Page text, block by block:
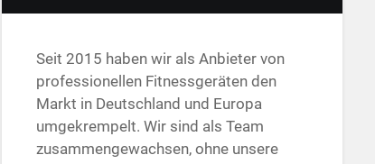
Seit 2015 haben wir als Anbieter von
professionellen Fitnessgeräten den
Markt in Deutschland und Europa
umgekrempelt. Wir sind als Team
zusammengewachsen, ohne unsere